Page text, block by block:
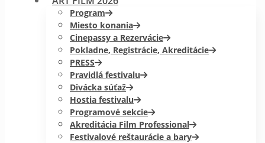
Program
Miesto konania
Cinepassy a Rezervácie
Pokladne, Registrácie, Akreditácie
PRESS
Pravidlá festivalu
Divácka súťaž
Hostia festivalu
Programové sekcie
Akreditácia Film Professional
Festivalové reštaurácie a bary